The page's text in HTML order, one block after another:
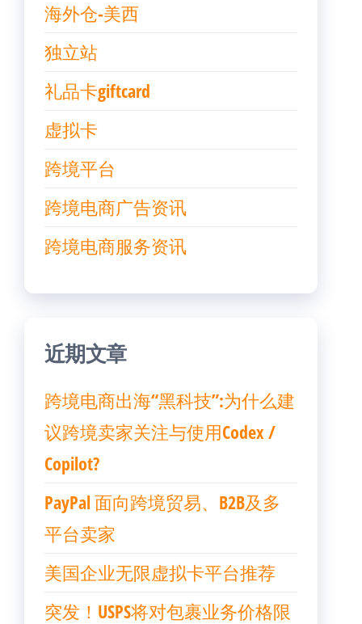
海外仓-美西
独立站
礼品卡giftcard
虚拟卡
跨境平台
跨境电商广告资讯
跨境电商服务资讯
近期文章
跨境电商出海“黑科技”:为什么建
议跨境卖家关注与使用Codex /
Copilot?
PayPal 面向跨境贸易、B2B及多
平台卖家
美国企业无限虚拟卡平台推荐
突发！USPS将对包裹业务价格限